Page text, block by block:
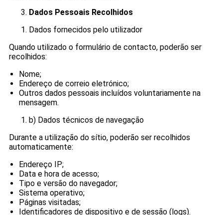
Dados Pessoais Recolhidos
Dados fornecidos pelo utilizador
Quando utilizado o formulário de contacto, poderão ser
recolhidos:
Nome;
Endereço de correio eletrónico;
Outros dados pessoais incluídos voluntariamente na
mensagem.
b) Dados técnicos de navegação
Durante a utilização do sítio, poderão ser recolhidos
automaticamente:
Endereço IP;
Data e hora de acesso;
Tipo e versão do navegador;
Sistema operativo;
Páginas visitadas;
Identificadores de dispositivo e de sessão (logs).